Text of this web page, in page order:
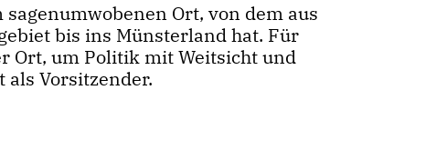
Ort, von dem aus
bis ins Münsterland hat. Für
Ort, um Politik mit Weitsicht und
als Vorsitzender.